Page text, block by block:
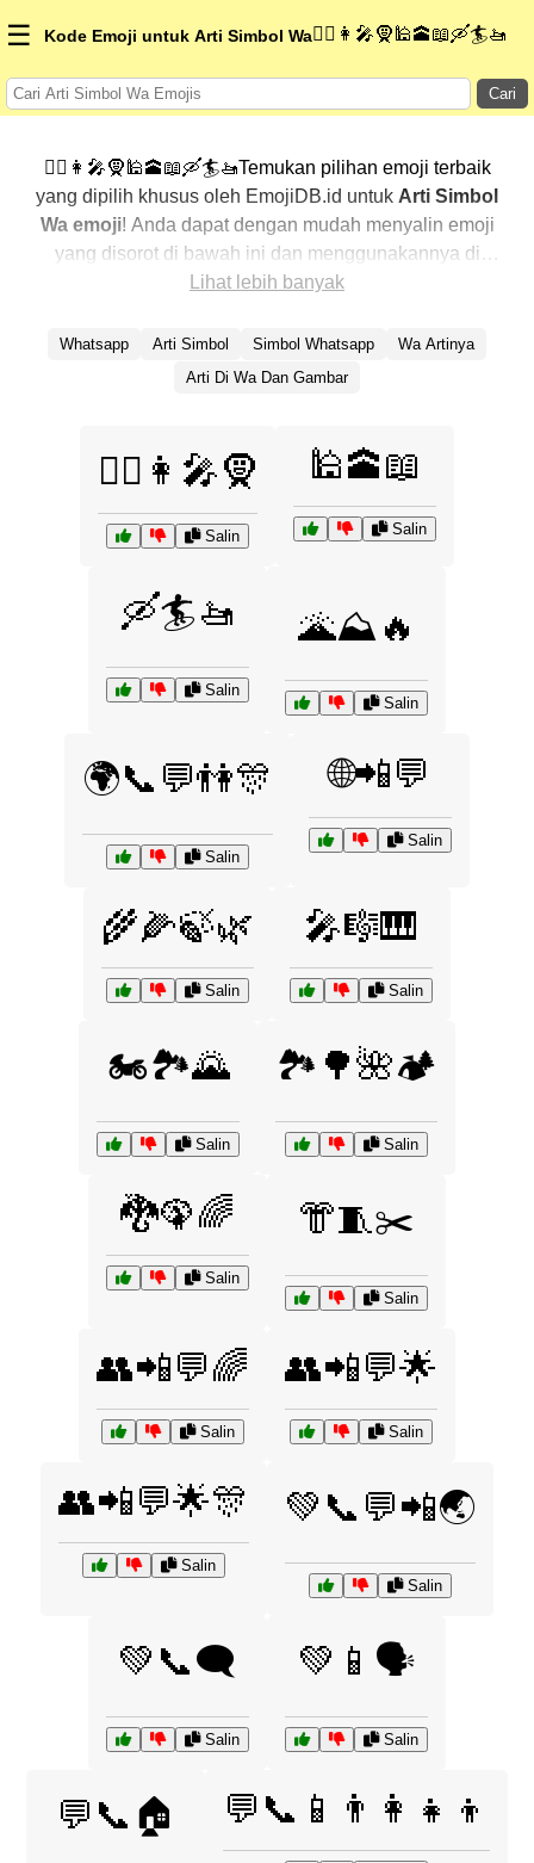
☰ Kode Emoji untuk Arti Simbol Wa👳‍♂️👩‍🎤🧕🕌🕋📖🛶🏄🚤
Cari
👳‍♂️👩‍🎤🧕🕌🕋📖🛶🏄🚤Temukan pilihan emoji terbaik
yang dipilih khusus oleh EmojiDB.id untuk Arti Simbol
Wa emoji! Anda dapat dengan mudah menyalin emoji
yang disorot di bawah ini dan menggunakannya di
percakapan Anda untuk menambahkan sentuhan
dengan menampilkan yang paling populer terlebih
dahulu. Ingin lebih banyak pilihan? Jelajahi kategori
Lihat lebih banyak
Whatsapp Arti Simbol Simbol Whatsapp
Wa Artinya
Arti Di Wa Dan Gambar
👳‍♂️👩‍🎤🧕
Salin
🕌🕋📖
Salin
🛶🏄🚤
Salin
🌋⛰️🔥
Salin
🌍📞💬👫🎊
Salin
🌐📲💬
Salin
🌾🌽🍃🌿
Salin
🎤🎼🎹
Salin
🏍️🏞️🌄
Salin
🏞️🌳🌺🏕️
Salin
🐉🦚🌈
Salin
👘🧵✂️
Salin
👥📲💬🌈
Salin
👥📲💬🌟
Salin
👥📲💬🌟🎊
Salin
💚📞💬📲🌏
Salin
💚📞🗨️
Salin
💚📱🗣️
Salin
💬📞🏠 💬📞📱👨‍👩‍👧‍👦